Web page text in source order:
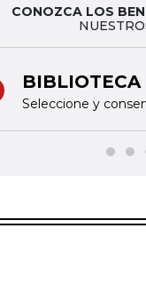
CONOZCA LOS
BIBLIOTECA
Seleccione y